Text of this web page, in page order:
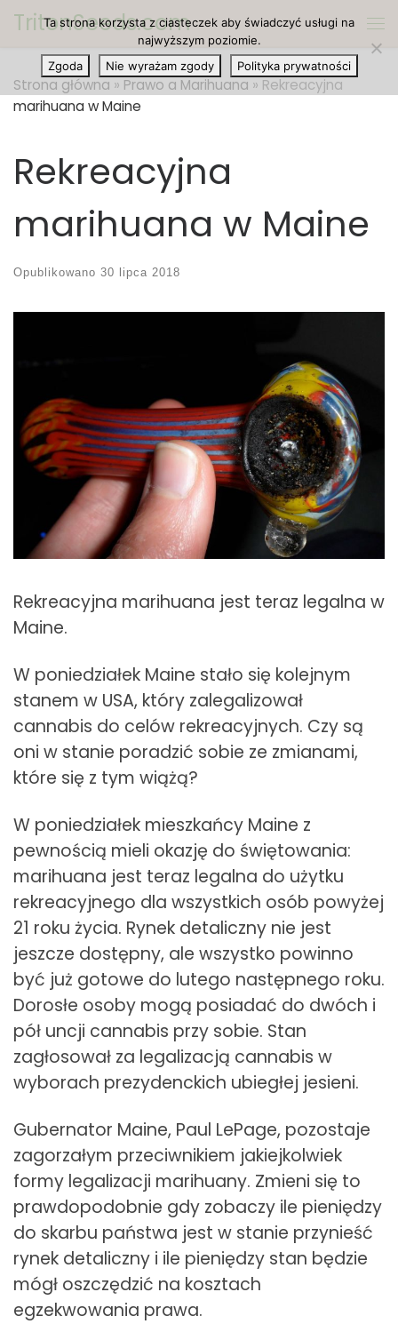
Przejdź do treści
TritonSeeds.com
Strona główna » Prawo a Marihuana » Rekreacyjna
marihuana w Maine
Rekreacyjna
marihuana w Maine
Opublikowano 30 lipca 2018
Rekreacyjna marihuana jest teraz legalna w
Maine.
W poniedziałek Maine stało się kolejnym
stanem w USA, który zalegalizował
cannabis do celów rekreacyjnych. Czy są
oni w stanie poradzić sobie ze zmianami,
które się z tym wiążą?
W poniedziałek mieszkańcy Maine z
pewnością mieli okazję do świętowania:
marihuana jest teraz legalna do użytku
rekreacyjnego dla wszystkich osób powyżej
21 roku życia. Rynek detaliczny nie jest
jeszcze dostępny, ale wszystko powinno
być już gotowe do lutego następnego roku.
Dorosłe osoby mogą posiadać do dwóch i
pół uncji cannabis przy sobie. Stan
zagłosował za legalizacją cannabis w
wyborach prezydenckich ubiegłej jesieni.
Gubernator Maine, Paul LePage, pozostaje
zagorzałym przeciwnikiem jakiejkolwiek
formy legalizacji marihuany. Zmieni się to
prawdopodobnie gdy zobaczy ile pieniędzy
do skarbu państwa jest w stanie przynieść
rynek detaliczny i ile pieniędzy stan będzie
mógł oszczędzić na kosztach
egzekwowania prawa.
Ta strona korzysta z ciasteczek aby świadczyć usługi na
najwyższym poziomie.
Zgoda
Nie wyrażam zgody Polityka prywatności